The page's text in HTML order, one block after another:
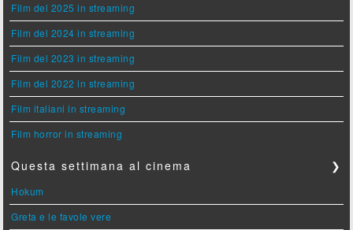
Film del 2025 in streaming
Film del 2024 in streaming
Film del 2023 in streaming
Film del 2022 in streaming
Film italiani in streaming
Film horror in streaming
Questa settimana al cinema ❯
Hokum
Greta e le favole vere